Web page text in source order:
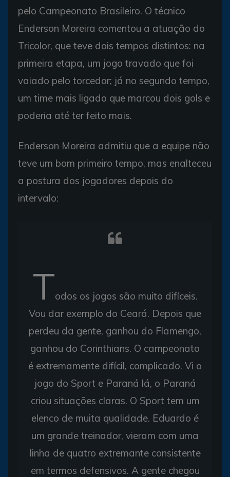
pelo Campeonato Brasileiro. O técnico
Enderson Moreira comentou a atuação do
Tricolor, que teve dois tempos distintos: na
primeira etapa, um jogo travado que foi
vaiado pelo torcedor; já no segundo tempo,
um time mais ligado que marcou dois gols e
poderia até ter feito mais.
Enderson Moreira admitiu que a equipe não
teve um bom primeiro tempo, mas enalteceu
a postura dos jogadores depois do
intervalo:
Todos os jogos são muito difíceis.
Vou dar exemplo do Ceará. Depois que
perdeu da gente, ganhou do Flamengo,
ganhou do Corinthians. O campeonato
é extremamente difícil, complicado. Vi o
jogo do Sport e Paraná lá, o Paraná
criou situações claras. O Sport tem um
elenco de muita qualidade. Eduardo é
um grande treinador, vieram com uma
linha de quatro extremante consistente
em termos defensivos. A gente chegou